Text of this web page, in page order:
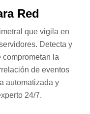
Red
que vigila en
Detecta y
comprometan la
de eventos
automatizada y
24/7.